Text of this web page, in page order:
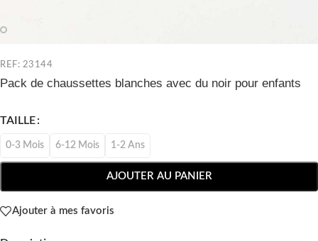
REF: 23144
Pack de chaussettes blanches avec du noir pour enfants
TAILLE
0-3 Mois 6-12 Mois 1-2 Ans
AJOUTER AU PANIER
Ajouter à mes favoris